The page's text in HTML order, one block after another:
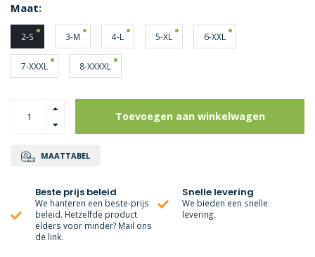
Maat:
2-S 3-M 4-L 5-XL 6-XXL
7-XXXL 8-XXXXL
Toevoegen aan winkelwagen
MAATTABEL
Beste prijs beleid
We hanteren een beste-prijs
beleid. Hetzelfde product
elders voor minder? Mail ons
de link.
Snelle levering
We bieden een snelle
levering.